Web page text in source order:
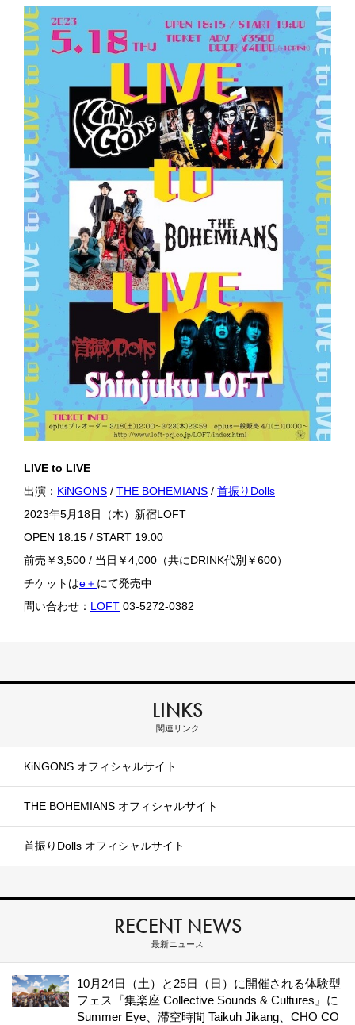
LIVE to LIVE
出演： KiNGONS / THE BOHEMIANS / 首振りDolls
2023年5月18日（木）新宿LOFT
OPEN 18:15 / START 19:00
前売￥3,500 / 当日￥4,000（共にDRINK代別￥600）
チケットはe＋ にて発売中
問い合わせ： LOFT 03-5272-0382
LINKS
関連リンク
KiNGONS オフィシャルサイト
THE BOHEMIANS オフィシャルサイト
首振りDolls オフィシャルサイト
RECENT NEWS
最新ニュース
10月24日（土）と25日（日）に開催される体験型
フェス『集楽座 Collective Sounds & Cultures』に
Summer Eye、滞空時間 Taikuh Jikang、CHO CO